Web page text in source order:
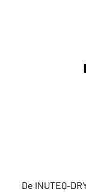
De INUTEQ-